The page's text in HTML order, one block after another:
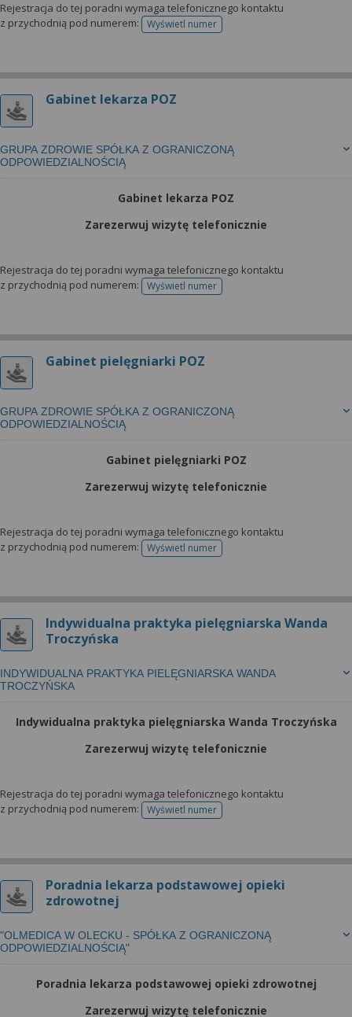
Rejestracja do tej poradni wymaga telefonicznego kontaktu
z przychodnią pod numerem:
Wyświetl numertelefonu do rejestracji
Gabinet lekarza POZ
GRUPA ZDROWIE SPÓŁKA Z OGRANICZONĄ
ODPOWIEDZIALNOŚCIĄ
Gabinet lekarza POZ
Zarezerwuj wizytę telefonicznie
Rejestracja do tej poradni wymaga telefonicznego kontaktu
z przychodnią pod numerem:
Wyświetl numertelefonu do rejestracji
Gabinet pielęgniarki POZ
GRUPA ZDROWIE SPÓŁKA Z OGRANICZONĄ
ODPOWIEDZIALNOŚCIĄ
Gabinet pielęgniarki POZ
Zarezerwuj wizytę telefonicznie
Rejestracja do tej poradni wymaga telefonicznego kontaktu
z przychodnią pod numerem:
Wyświetl numertelefonu do rejestracji
Indywidualna praktyka pielęgniarska Wanda
Troczyńska
INDYWIDUALNA PRAKTYKA PIELĘGNIARSKA WANDA
TROCZYŃSKA
Indywidualna praktyka pielęgniarska Wanda Troczyńska
Zarezerwuj wizytę telefonicznie
Rejestracja do tej poradni wymaga telefonicznego kontaktu
z przychodnią pod numerem:
Wyświetl numertelefonu do rejestracji
Poradnia lekarza podstawowej opieki
zdrowotnej
"OLMEDICA W OLECKU - SPÓŁKA Z OGRANICZONĄ
ODPOWIEDZIALNOŚCIĄ"
Poradnia lekarza podstawowej opieki zdrowotnej
Zarezerwuj wizytę telefonicznie